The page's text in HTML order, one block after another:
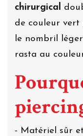
chirurgical
de couleur vert
le nombril
rasta au
- Matériel sûr